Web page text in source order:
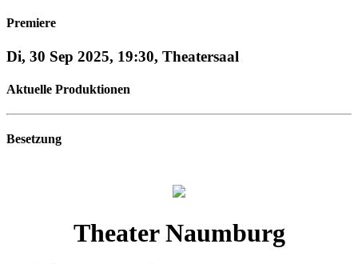
Premiere
Di, 30 Sep 2025, 19:30, Theatersaal
Aktuelle Produktionen
Besetzung
Theater Naumburg